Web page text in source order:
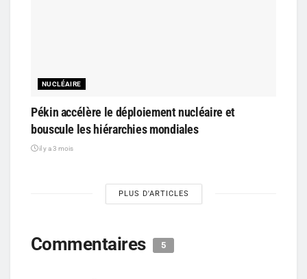
NUCLÉAIRE
Pékin accélère le déploiement nucléaire et
bouscule les hiérarchies mondiales
il y a 3 mois
PLUS D'ARTICLES
Commentaires 5